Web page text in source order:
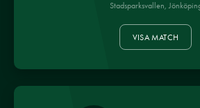
Stadsparksvallen,
VISA MATCH